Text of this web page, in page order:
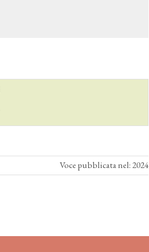
Voce pubblicata nel: 2024